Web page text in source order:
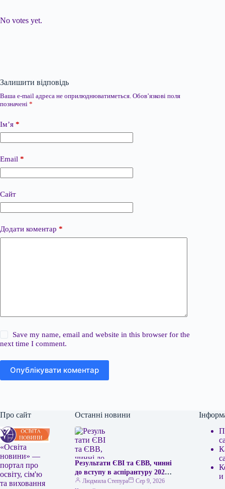
No votes yet.
Залишити відповідь
Ваша e-mail адреса не оприлюднюватиметься. Обов’язкові поля
позначені *
Ім’я *
Email *
Сайт
Додати коментар *
Save my name, email and website in this browser for the
next time I comment.
Опублікувати коментар
Про сайт
«Освіта
новини» —
портал про
освіту, сім'ю
та виховання
Останні новини
Результати ЄВІ та ЄВВ, чинні
до вступу в аспірантуру 2026
рокуЛюдмила Степура
Сер 9, 2026
и